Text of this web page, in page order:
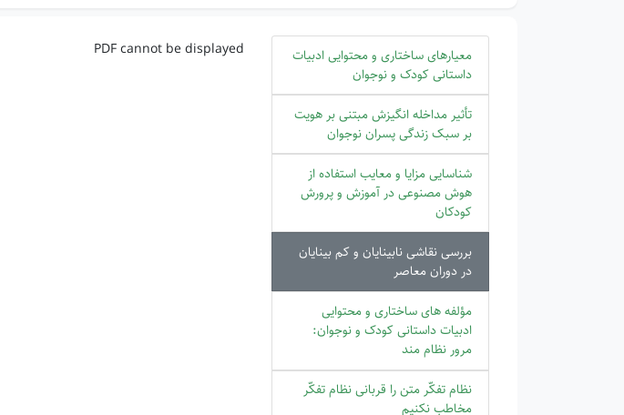
معیارهای ساختاری و محتوایی ادبیات
داستانی کودک و نوجوان
تأثیر مداخله انگیزش مبتنی بر ھویت
بر سبک زندگی پسران نوجوان
شناسایی مزایا و معایب استفاده از
هوش مصنوعی در آموزش و پرورش
کودکان
بررسی نقاشی نابینایان و کم بینایان
در دوران معاصر
مؤلفه های ساختاری و محتوایی
ادبیات داستانی کودک و نوجوان:
مرور نظام مند
نظام تفکّر متن را قربانی نظام تفکّر
مخاطب نکنیم
PDF cannot be displayed